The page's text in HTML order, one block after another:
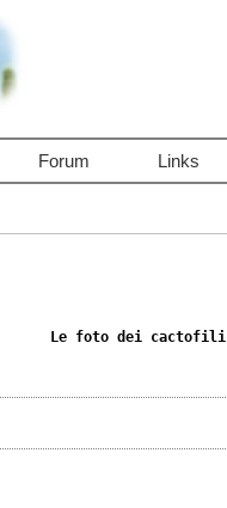
Forum Links
Le foto dei cactofili